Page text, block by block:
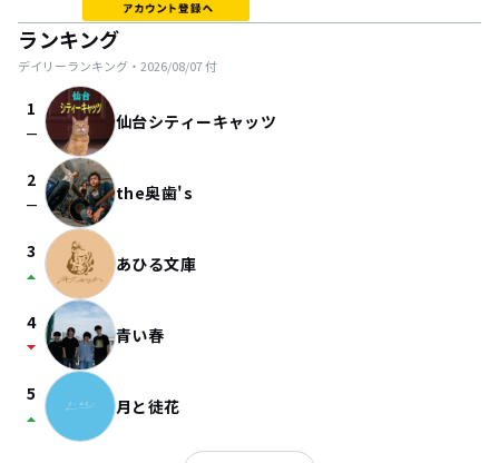
ランキング
デイリーランキング・ 2026/08/07付
1
check_indeterminate_small 仙台シティーキャッツ
2
check_indeterminate_small the奥歯's
3
arrow_drop_up あひる文庫
4
arrow_drop_down 青い春
5
arrow_drop_up 月と徒花